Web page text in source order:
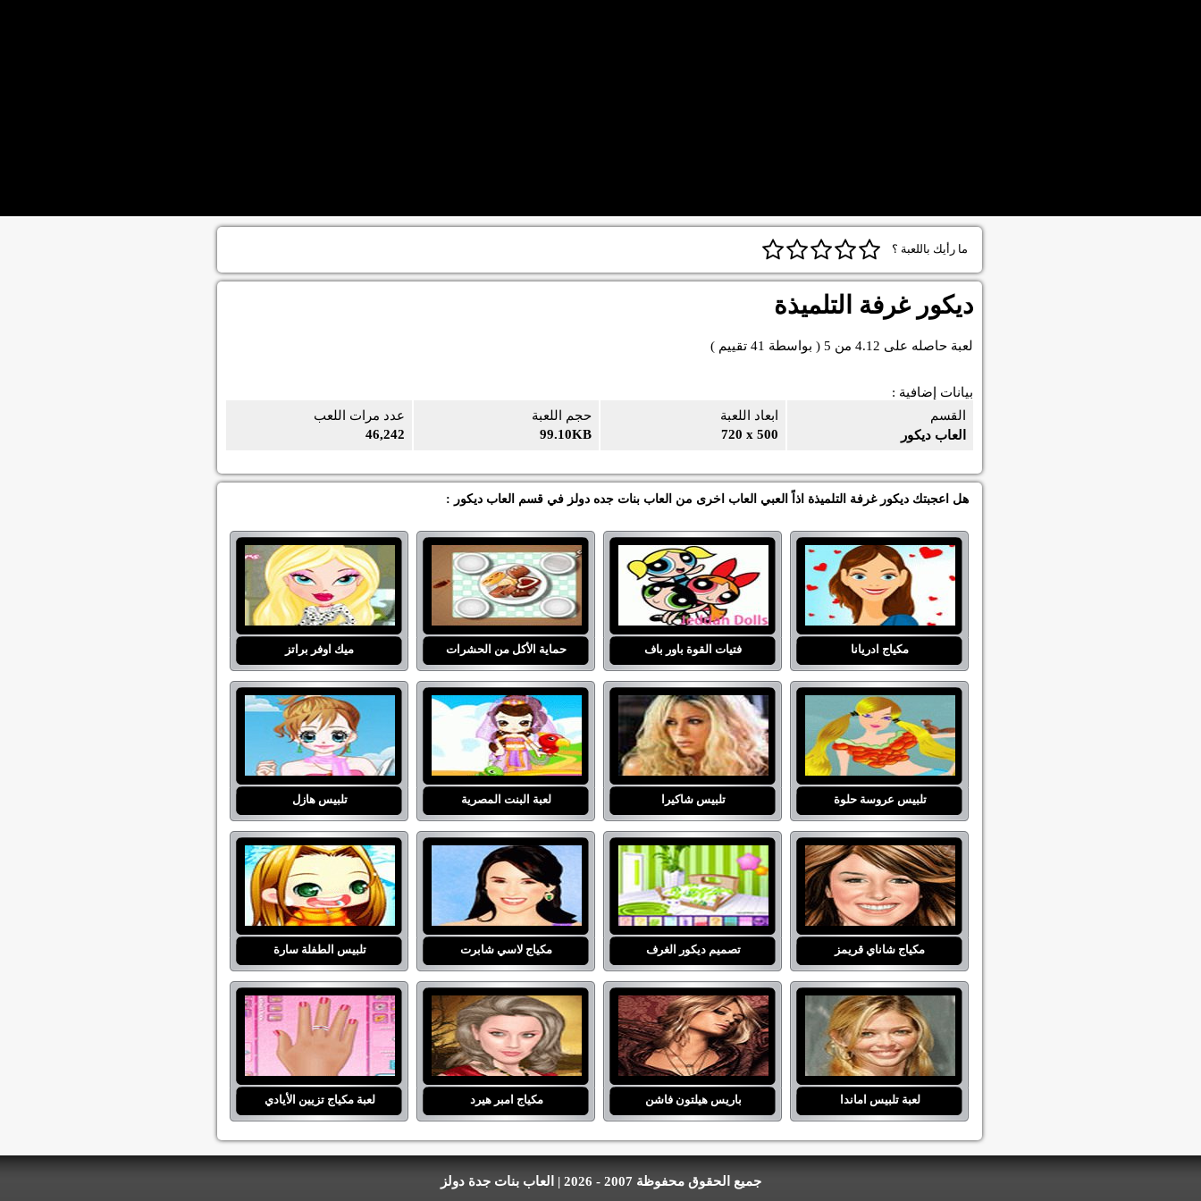
ما رأيك باللعبة ؟
ديكور غرفة التلميذة
لعبة حاصله على 4.12 من 5 ( بواسطة 41 تقييم )
بيانات إضافية :
عدد مرات اللعب
46,242
حجم اللعبة
99.10KB
ابعاد اللعبة
720 x 500
القسم
العاب ديكور
هل اعجبتك ديكور غرفة التلميذة اذاً العبي العاب اخرى من العاب بنات جده دولز في قسم العاب ديكور :
مكياج ادريانا فتيات القوة باور باف حماية الأكل من الحشرات ميك اوفر براتز
تلبيس عروسة حلوة تلبيس شاكيرا لعبة البنت المصرية تلبيس هازل
مكياج شاناي قريمز تصميم ديكور الغرف مكياج لاسي شابرت تلبيس الطفلة سارة
لعبة تلبيس اماندا باريس هيلتون فاشن مكياج امبر هيرد لعبة مكياج تزيين الأيادي
جميع الحقوق محفوظة 2007 - 2026 | العاب بنات جدة دولز